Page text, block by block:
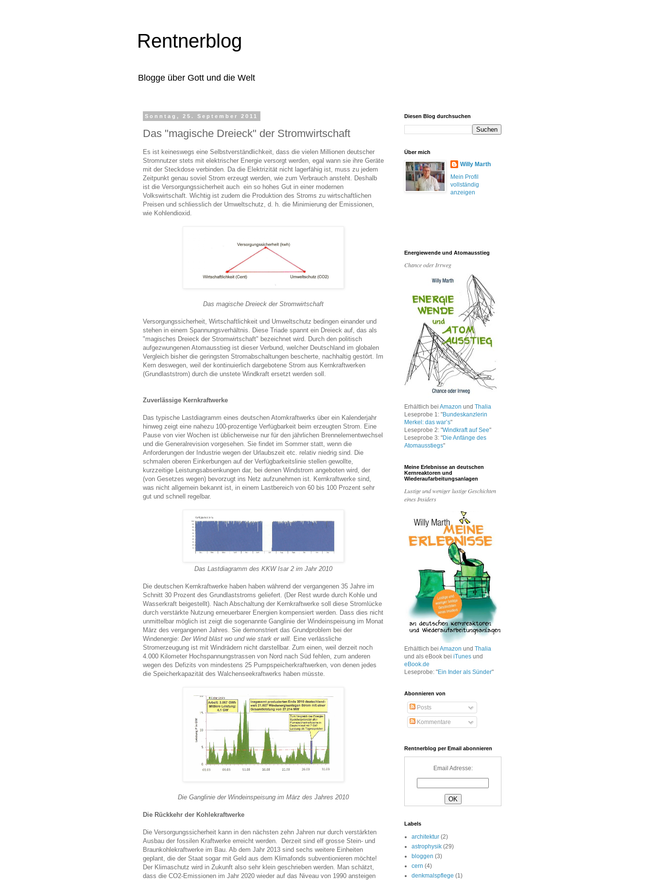
Rentnerblog
Blogge über Gott und die Welt
Sonntag, 25. September 2011
Das "magische Dreieck" der Stromwirtschaft
Es ist keineswegs eine Selbstverständlichkeit, dass die vielen Millionen deutscher
Stromnutzer stets mit elektrischer Energie versorgt werden, egal wann sie ihre Geräte
mit der Steckdose verbinden. Da die Elektrizität nicht lagerfähig ist, muss zu jedem
Zeitpunkt genau soviel Strom erzeugt werden, wie zum Verbrauch ansteht. Deshalb
ist die Versorgungssicherheit auch ein so hohes Gut in einer modernen
Volkswirtschaft. Wichtig ist zudem die Produktion des Stroms zu wirtschaftlichen
Preisen und schliesslich der Umweltschutz, d. h. die Minimierung der Emissionen,
wie Kohlendioxid.
Das magische Dreieck der Stromwirtschaft
Versorgungssicherheit, Wirtschaftlichkeit und Umweltschutz bedingen einander und
stehen in einem Spannungsverhältnis. Diese Triade spannt ein Dreieck auf, das als
"magisches Dreieck der Stromwirtschaft" bezeichnet wird. Durch den politisch
aufgezwungenen Atomausstieg ist dieser Verbund, welcher Deutschland im globalen
Vergleich bisher die geringsten Stromabschaltungen bescherte, nachhaltig gestört. Im
Kern deswegen, weil der kontinuierlich dargebotene Strom aus Kernkraftwerken
(Grundlaststrom) durch die unstete Windkraft ersetzt werden soll.
Zuverlässige Kernkraftwerke
Das typische Lastdiagramm eines deutschen Atomkraftwerks über ein Kalenderjahr
hinweg zeigt eine nahezu 100-prozentige Verfügbarkeit beim erzeugten Strom. Eine
Pause von vier Wochen ist üblicherweise nur für den jährlichen Brennelementwechsel
und die Generalrevision vorgesehen. Sie findet im Sommer statt, wenn die
Anforderungen der Industrie wegen der Urlaubszeit etc. relativ niedrig sind. Die
schmalen oberen Einkerbungen auf der Verfügbarkeitslinie stellen gewollte,
kurzzeitige Leistungsabsenkungen dar, bei denen Windstrom angeboten wird, der
(von Gesetzes wegen) bevorzugt ins Netz aufzunehmen ist. Kernkraftwerke sind,
was nicht allgemein bekannt ist, in einem Lastbereich von 60 bis 100 Prozent sehr
gut und schnell regelbar.
Das Lastdiagramm des KKW Isar 2 im Jahr 2010
Die deutschen Kernkraftwerke haben haben während der vergangenen 35 Jahre im
Schnitt 30 Prozent des Grundlaststroms geliefert. (Der Rest wurde durch Kohle und
Wasserkraft beigestellt). Nach Abschaltung der Kernkraftwerke soll diese Stromlücke
durch verstärkte Nutzung erneuerbarer Energien kompensiert werden. Dass dies nicht
unmittelbar möglich ist zeigt die sogenannte Ganglinie der Windeinspeisung im Monat
März des vergangenen Jahres. Sie demonstriert das Grundproblem bei der
Windenergie: Der Wind bläst wo und wie stark er will. Eine verlässliche
Stromerzeugung ist mit Windrädern nicht darstellbar. Zum einen, weil derzeit noch
4.000 Kilometer Hochspannungstrassen von Nord nach Süd fehlen, zum anderen
wegen des Defizits von mindestens 25 Pumpspeicherkraftwerken, von denen jedes
die Speicherkapazität des Walchenseekraftwerks haben müsste.
Die Ganglinie der Windeinspeisung im März des Jahres 2010
Die Rückkehr der Kohlekraftwerke
Die Versorgungssicherheit kann in den nächsten zehn Jahren nur durch verstärkten
Ausbau der fossilen Kraftwerke erreicht werden. Derzeit sind elf grosse Stein- und
Braunkohlekraftwerke im Bau. Ab dem Jahr 2013 sind sechs weitere Einheiten
geplant, die der Staat sogar mit Geld aus dem Klimafonds subventionieren möchte!
Der Klimaschutz wird in Zukunft also sehr klein geschrieben werden. Man schätzt,
dass die CO2-Emissionen im Jahr 2020 wieder auf das Niveau von 1990 ansteigen
Diesen Blog durchsuchen
Über mich
Willy Marth
Mein Profil
vollständig
anzeigen
Energiewende und Atomausstieg
Chance oder Irrweg
Erhältlich bei Amazon und Thalia
Leseprobe 1: "Bundeskanzlerin
Merkel: das war’s"
Leseprobe 2: "Windkraft auf See"
Leseprobe 3: "Die Anfänge des
Atomausstiegs"
Meine Erlebnisse an deutschen
Kernreaktoren und
Wiederaufarbeitungsanlagen
Lustige und weniger lustige Geschichten
eines Insiders
Erhältlich bei Amazon und Thalia
und als eBook bei iTunes und
eBook.de
Leseprobe: "Ein Inder als Sünder"
Abonnieren von
Posts
Kommentare
Rentnerblog per Email abonnieren
Email Adresse:
Labels
architektur (2)
astrophysik (29)
bloggen (3)
cern (4)
denkmalspflege (1)